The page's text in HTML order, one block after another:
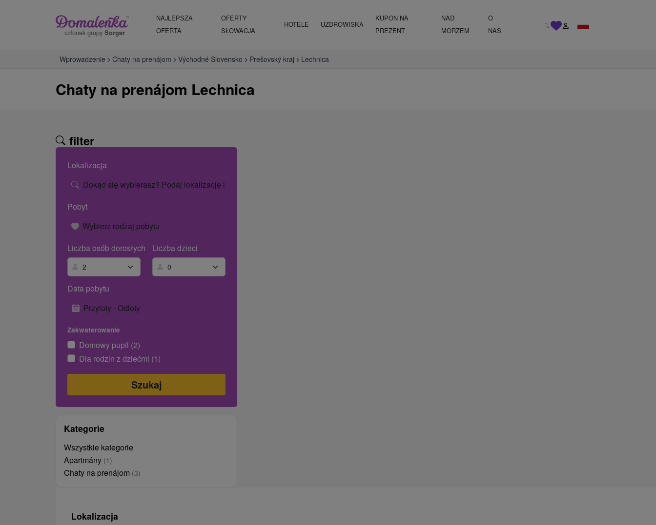
członek grupy Sorger
NAJLEPSZA
OFERTA
OFERTY
SŁOWACJA
HOTELE UZDROWISKA
KUPON NA
PREZENT
NAD
MORZEM
O
NAS
Wprowadzenie Chaty na prenájom Východné Slovensko Prešovský kraj Lechnica
Chaty na prenájom Lechnica
filter
Lokalizacja
Dokąd się wybierasz? Podaj lokalizację lub nazwę hotelu.
Pobyt
Wybierz rodzaj pobytu
Liczba osób dorosłych
Liczba dzieci
Data pobytu
Przyloty - Odloty
Zakwaterowanie
Domowy pupil (2)
Dla rodzin z dziećmi (1)
Kategorie
Wszystkie kategorie
Apartmány (1)
Chaty na prenájom (3)
Lokalizacja